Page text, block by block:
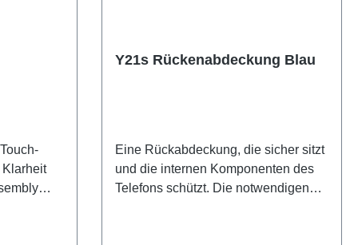
Y21s Rückenabdeckung Blau
Eine Rückabdeckung, die sicher sitzt
und die internen Komponenten des
Telefons schützt. Die notwendigen